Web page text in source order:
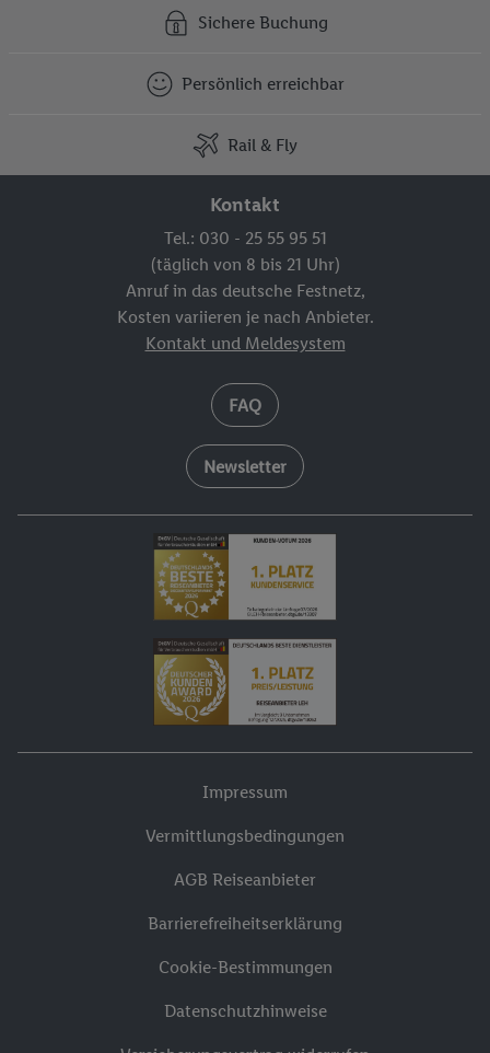
Sichere Buchung
Persönlich erreichbar
Rail & Fly
Kontakt
Tel.: 030 - 25 55 95 51
(täglich von 8 bis 21 Uhr)
Anruf in das deutsche Festnetz,
Kosten variieren je nach Anbieter.
Kontakt und Meldesystem
FAQ
Newsletter
Impressum
Vermittlungsbedingungen
AGB Reiseanbieter
Barrierefreiheitserklärung
Cookie-Bestimmungen
Datenschutzhinweise